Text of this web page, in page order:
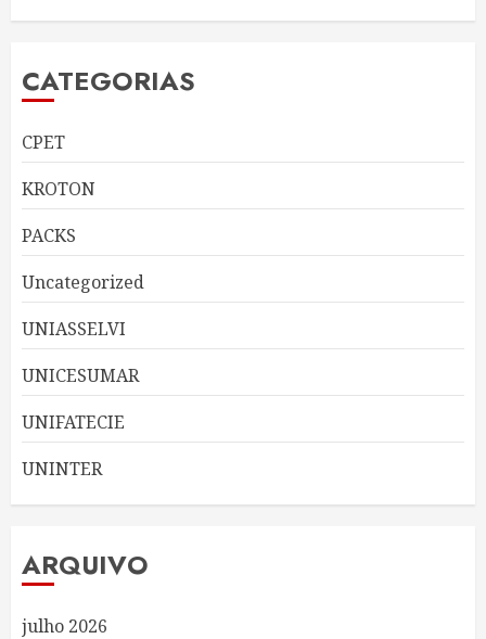
CATEGORIAS
CPET
KROTON
PACKS
Uncategorized
UNIASSELVI
UNICESUMAR
UNIFATECIE
UNINTER
ARQUIVO
julho 2026